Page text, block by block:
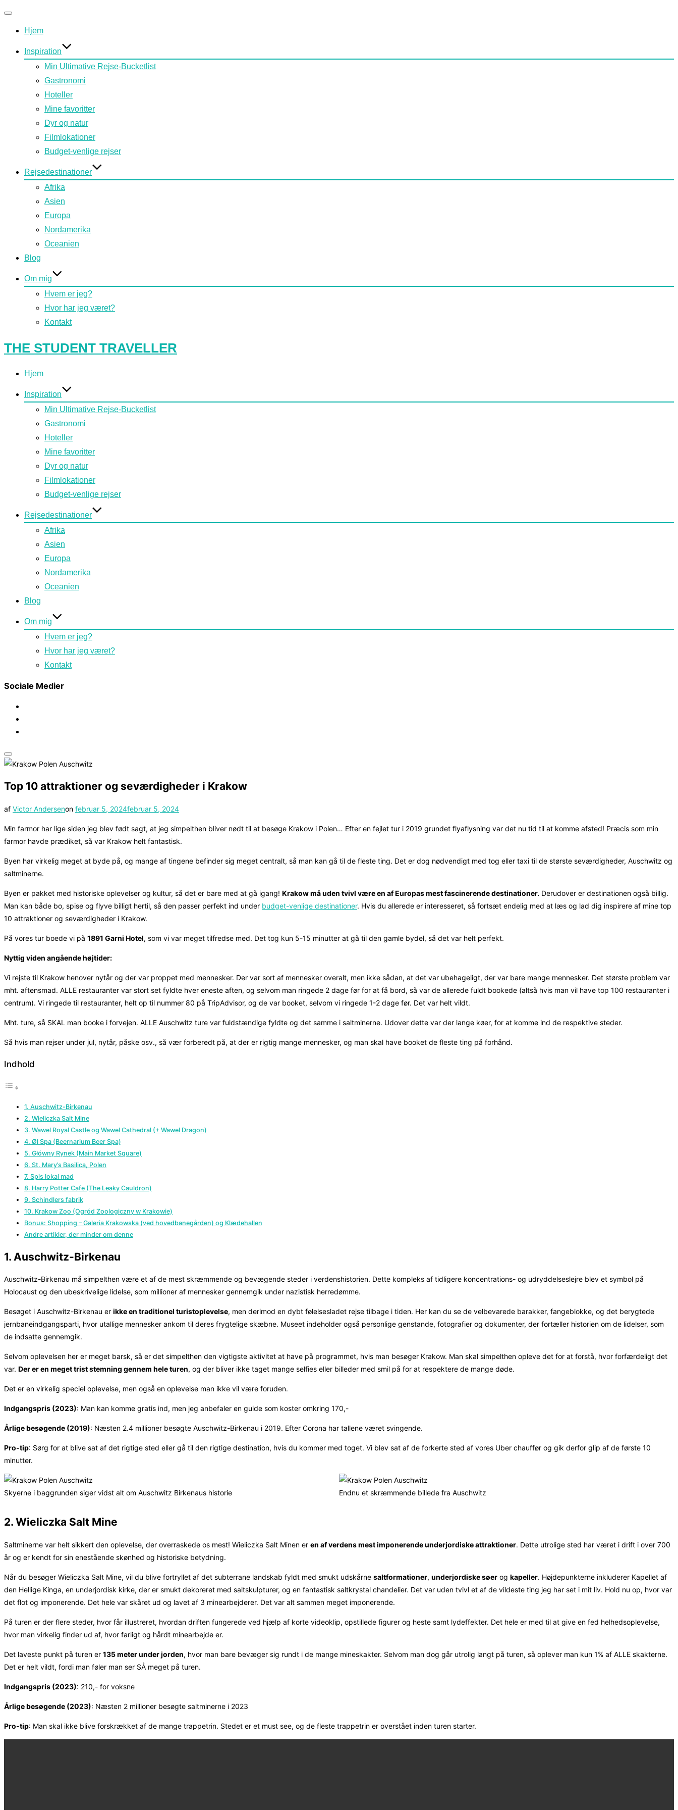
navigation
Hjem
Inspiration
Min Ultimative Rejse-Bucketlist
Gastronomi
Hoteller
Mine favoritter
Dyr og natur
Filmlokationer
Budget-venlige rejser
Rejsedestinationer
Afrika
Asien
Europa
Nordamerika
Oceanien
Blog
Om mig
Hvem er jeg?
Hvor har jeg været?
Kontakt
Videre
til
THE STUDENT TRAVELLER
Hjem
Inspiration
Min Ultimative Rejse-Bucketlist
Gastronomi
Hoteller
Mine favoritter
Dyr og natur
Filmlokationer
Budget-venlige rejser
Rejsedestinationer
Afrika
Asien
Europa
Nordamerika
Oceanien
Blog
Om mig
Hvem er jeg?
Hvor har jeg været?
Kontakt
Sociale Medier
Slå
i
til/fra
Top 10 attraktioner og seværdigheder i Krakow
af Victor Andersenon Udgivet
februar 5, 2024februar 5, 2024
Min farmor har lige siden jeg blev født sagt, at jeg simpelthen bliver nødt til at besøge Krakow i Polen… Efter en fejlet tur i 2019 grundet flyaflysning var det nu tid til at komme afsted! Præcis som min
farmor havde prædiket, så var Krakow helt fantastisk.
Byen har virkelig meget at byde på, og mange af tingene befinder sig meget centralt, så man kan gå til de fleste ting. Det er dog nødvendigt med tog eller taxi til de største seværdigheder, Auschwitz og
saltminerne.
Byen er pakket med historiske oplevelser og kultur, så det er bare med at gå igang! Krakow må uden tvivl være en af Europas mest fascinerende destinationer. Derudover er destinationen også billig.
Man kan både bo, spise og flyve billigt hertil, så den passer perfekt ind under budget-venlige destinationer. Hvis du allerede er interesseret, så fortsæt endelig med at læs og lad dig inspirere af mine top
10 attraktioner og seværdigheder i Krakow.
På vores tur boede vi på 1891 Garni Hotel, som vi var meget tilfredse med. Det tog kun 5-15 minutter at gå til den gamle bydel, så det var helt perfekt.
Nyttig viden angående højtider:
Vi rejste til Krakow henover nytår og der var proppet med mennesker. Der var sort af mennesker overalt, men ikke sådan, at det var ubehageligt, der var bare mange mennesker. Det største problem var
mht. aftensmad. ALLE restauranter var stort set fyldte hver eneste aften, og selvom man ringede 2 dage før for at få bord, så var de allerede fuldt bookede (altså hvis man vil have top 100 restauranter i
centrum). Vi ringede til restauranter, helt op til nummer 80 på TripAdvisor, og de var booket, selvom vi ringede 1-2 dage før. Det var helt vildt.
Mht. ture, så SKAL man booke i forvejen. ALLE Auschwitz ture var fuldstændige fyldte og det samme i saltminerne. Udover dette var der lange køer, for at komme ind de respektive steder.
Så hvis man rejser under jul, nytår, påske osv., så vær forberedt på, at der er rigtig mange mennesker, og man skal have booket de fleste ting på forhånd.
Indhold
1. Auschwitz-Birkenau
2. Wieliczka Salt Mine
3. Wawel Royal Castle og Wawel Cathedral (+ Wawel Dragon)
4. Øl Spa (Beernarium Beer Spa)
5. Główny Rynek (Main Market Square)
6. St. Mary’s Basilica, Polen
7. Spis lokal mad
8. Harry Potter Cafe (The Leaky Cauldron)
9. Schindlers fabrik
10. Krakow Zoo (Ogród Zoologiczny w Krakowie)
Bonus: Shopping – Galeria Krakowska (ved hovedbanegården) og Klædehallen
Andre artikler, der minder om denne
1. Auschwitz-Birkenau
Auschwitz-Birkenau må simpelthen være et af de mest skræmmende og bevægende steder i verdenshistorien. Dette kompleks af tidligere koncentrations- og udryddelseslejre blev et symbol på
Holocaust og den ubeskrivelige lidelse, som millioner af mennesker gennemgik under nazistisk herredømme.
Besøget i Auschwitz-Birkenau er ikke en traditionel turistoplevelse, men derimod en dybt følelsesladet rejse tilbage i tiden. Her kan du se de velbevarede barakker, fangeblokke, og det berygtede
jernbaneindgangsparti, hvor utallige mennesker ankom til deres frygtelige skæbne. Museet indeholder også personlige genstande, fotografier og dokumenter, der fortæller historien om de lidelser, som
de indsatte gennemgik.
Selvom oplevelsen her er meget barsk, så er det simpelthen den vigtigste aktivitet at have på programmet, hvis man besøger Krakow. Man skal simpelthen opleve det for at forstå, hvor forfærdeligt det
var. Der er en meget trist stemning gennem hele turen, og der bliver ikke taget mange selfies eller billeder med smil på for at respektere de mange døde.
Det er en virkelig speciel oplevelse, men også en oplevelse man ikke vil være foruden.
Indgangspris (2023): Man kan komme gratis ind, men jeg anbefaler en guide som koster omkring 170,-
Årlige besøgende (2019): Næsten 2.4 millioner besøgte Auschwitz-Birkenau i 2019. Efter Corona har tallene været svingende.
Pro-tip: Sørg for at blive sat af det rigtige sted eller gå til den rigtige destination, hvis du kommer med toget. Vi blev sat af de forkerte sted af vores Uber chauffør og gik derfor glip af de første 10
minutter.
Skyerne i baggrunden siger vidst alt om Auschwitz Birkenaus historie Endnu et skræmmende billede fra Auschwitz
2. Wieliczka Salt Mine
Saltminerne var helt sikkert den oplevelse, der overraskede os mest! Wieliczka Salt Minen er en af verdens mest imponerende underjordiske attraktioner. Dette utrolige sted har været i drift i over 700
år og er kendt for sin enestående skønhed og historiske betydning.
Når du besøger Wieliczka Salt Mine, vil du blive fortryllet af det subterrane landskab fyldt med smukt udskårne saltformationer, underjordiske søer og kapeller. Højdepunkterne inkluderer Kapellet af
den Hellige Kinga, en underjordisk kirke, der er smukt dekoreret med saltskulpturer, og en fantastisk saltkrystal chandelier. Det var uden tvivl et af de vildeste ting jeg har set i mit liv. Hold nu op, hvor var
det flot og imponerende. Det hele var skåret ud og lavet af 3 minearbejderer. Det var alt sammen meget imponerende.
På turen er der flere steder, hvor får illustreret, hvordan driften fungerede ved hjælp af korte videoklip, opstillede figurer og heste samt lydeffekter. Det hele er med til at give en fed helhedsoplevelse,
hvor man virkelig finder ud af, hvor farligt og hårdt minearbejde er.
Det laveste punkt på turen er 135 meter under jorden, hvor man bare bevæger sig rundt i de mange mineskakter. Selvom man dog går utrolig langt på turen, så oplever man kun 1% af ALLE skakterne.
Det er helt vildt, fordi man føler man ser SÅ meget på turen.
Indgangspris (2023): 210,- for voksne
Årlige besøgende (2023): Næsten 2 millioner besøgte saltminerne i 2023
Pro-tip: Man skal ikke blive forskrækket af de mange trappetrin. Stedet er et must see, og de fleste trappetrin er overstået inden turen starter.